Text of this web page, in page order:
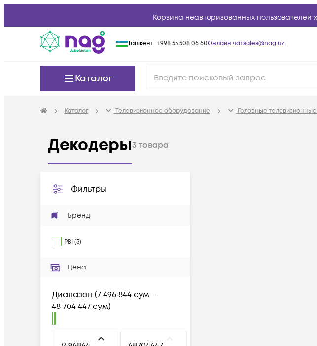
Корзина неавторизованных пользователей
Ташкент +998 55 508 06 60Онлайн чатsales@nag.uz
Каталог
Каталог Телевизионное оборудование Головные
Декодеры3 товара
Фильтры
Бренд
PBI(3)
Цена
Диапазон (7 496 844 сум -
48 704 447 сум)